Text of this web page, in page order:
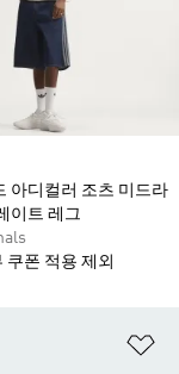
아디컬러 조츠 미드라
이트 레그
쿠폰 적용 제외